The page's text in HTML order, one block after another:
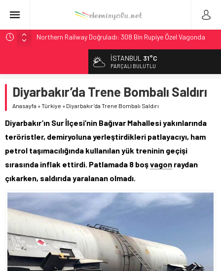
Northern Railway Doğruladı: 308 Bin Rupiye Özel Vagonda
Chicago’da Metra Polisi BVLOS Drone’larla Müdahale
NJ Transit’ten Tarihi Bütçe: 46 Yılın Rekoru Onaylandı
İSTANBUL 31°C
PARÇALI BULUTLU
Diyarbakır’da Trene Bombalı Saldırı
Anasayfa »Türkiye » Diyarbakır’da Trene Bombalı Saldırı
Diyarbakır’ın Sur İlçesi’nin Bağıvar Mahallesi yakınlarında
teröristler, demiryoluna yerleştirdikleri patlayacıyı, ham
petrol taşımacılığında kullanılan yük treninin geçişi
sırasında inflak ettirdi. Patlamada 8 boşvagon raydan
çıkarken, saldırıda yaralanan olmadı.